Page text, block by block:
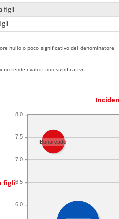
figli
nullo o poco significativo del denominatore
rende i valori non significativi
figli
6.0
6.5
7.0
7.5
8.0
Bonarcado